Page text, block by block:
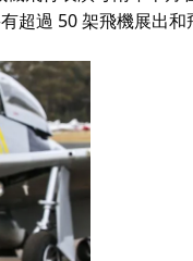
超過 50 架飛機展出和